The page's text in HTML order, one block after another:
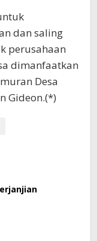
dan saling
perusahaan
dimanfaatkan
Desa
Gideon.(*)